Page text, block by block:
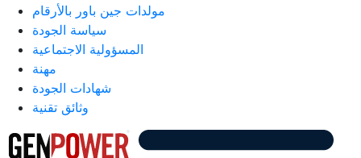
مولدات جين باور بالأرقام
سياسة الجودة
المسؤولية الاجتماعية
مهنة
شهادات الجودة
وثائق تقنية